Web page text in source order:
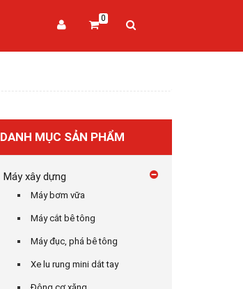
0
DANH MỤC SẢN PHẨM
Máy xây dựng
Máy bơm vữa
Máy cắt bê tông
Máy đục, phá bê tông
Xe lu rung mini dắt tay